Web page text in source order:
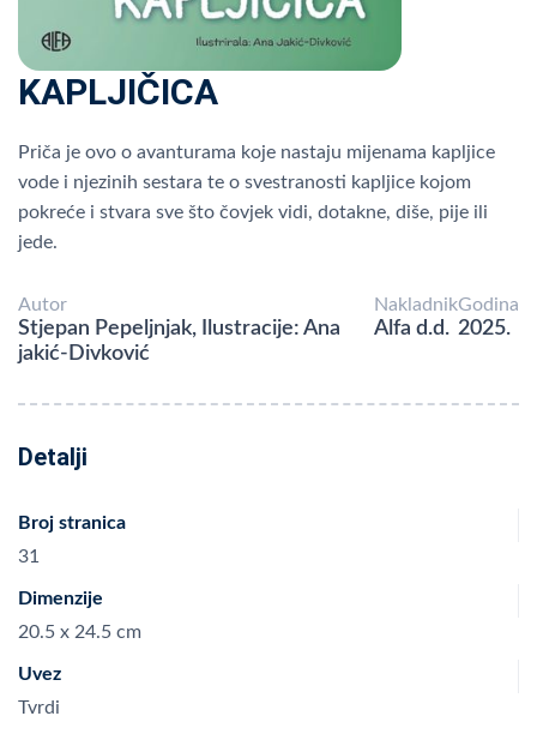
KAPLJIČICA
Priča je ovo o avanturama koje nastaju mijenama kapljice
vode i njezinih sestara te o svestranosti kapljice kojom
pokreće i stvara sve što čovjek vidi, dotakne, diše, pije ili
jede.
Autor
Stjepan Pepeljnjak, Ilustracije: Ana
jakić-Divković
Nakladnik
Alfa d.d.
Godina
2025.
Detalji
Broj stranica
31
Dimenzije
20.5 x 24.5 cm
Uvez
Tvrdi